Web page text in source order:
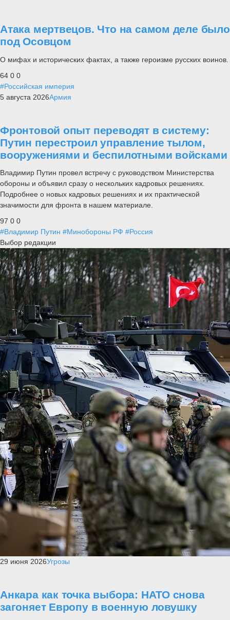
Атака мертвецов. Что на самом деле было
под Осовцом
О мифах и исторических фактах, а также героизме русских воинов.
64 0 0
#Российская империя
5 августа 2026Армия
Фронтовой опыт переводят в систему:
Путин перестроил управление тылом,
вооружениями и беспилотными войсками
Владимир Путин провел встречу с руководством Министерства
обороны и объявил сразу о нескольких кадровых решениях.
Подробнее о новых кадровых решениях и их практической
значимости для фронта в нашем материале.
97 0 0
#Владимир Путин #Минобороны РФ #Россия
Выбор редакции
29 июня 2026Угрозы
Анкара как точка выбора: НАТО снова
загоняет Европу в военную ловушку